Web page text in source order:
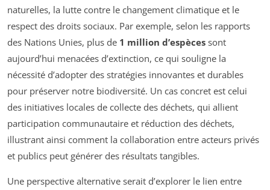
naturelles, la lutte contre le changement climatique et le
respect des droits sociaux. Par exemple, selon les rapports
des Nations Unies, plus de 1 million d’espèces sont
aujourd’hui menacées d’extinction, ce qui souligne la
nécessité d’adopter des stratégies innovantes et durables
pour préserver notre biodiversité. Un cas concret est celui
des initiatives locales de collecte des déchets, qui allient
participation communautaire et réduction des déchets,
illustrant ainsi comment la collaboration entre acteurs privés
et publics peut générer des résultats tangibles.
Une perspective alternative serait d’explorer le lien entre